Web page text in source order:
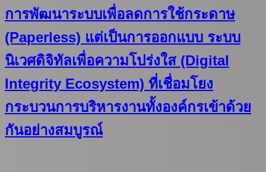
การพัฒนาระบบเพื่อลดการใช้กระดาษ
(Paperless) แต่เป็นการออกแบบ ระบบ
นิเวศดิจิทัลเพื่อความโปร่งใส (Digital
Integrity Ecosystem) ที่เชื่อมโยง
กระบวนการบริหารงานทั้งองค์กรเข้าด้วย
กันอย่างสมบูรณ์